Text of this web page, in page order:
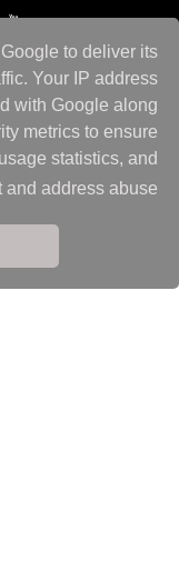
to deliver its
Your IP address
with Google along
metrics to ensure
statistics, and
and address abuse.